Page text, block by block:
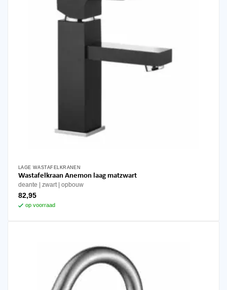
LAGE WASTAFELKRANEN
Wastafelkraan Anemon laag matzwart
deante zwart opbouw
82,95
op voorraad